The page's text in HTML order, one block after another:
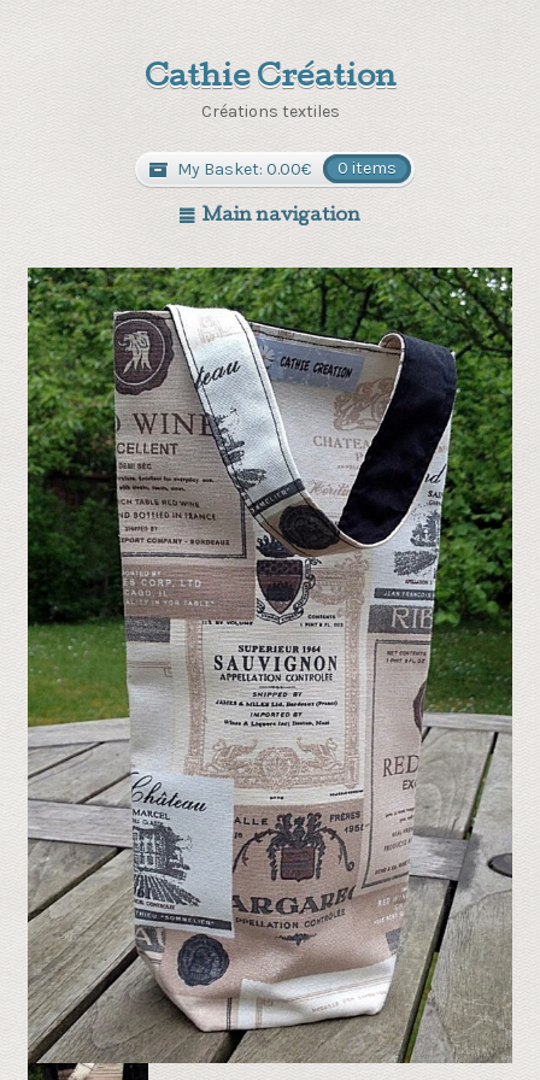
Cathie Création
Créations textiles
My Basket: 0.00€ 0 items
Main navigation